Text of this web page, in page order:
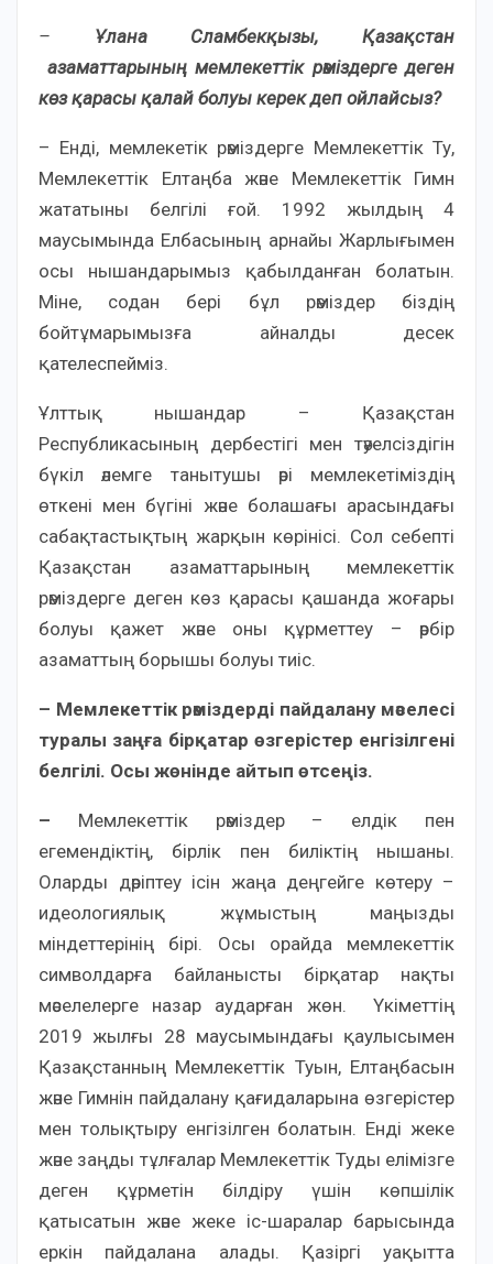
– Ұлана Сламбекқызы,
Қазақстан
азаматтарының мемлекеттік рәміздерге деген
көз қарасы қалай болуы керек деп ойлайсыз?
– Енді, мемлекетік рәміздерге Мемлекеттік Ту,
Мемлекеттік Елтаңба және Мемлекеттік Гимн
жататыны белгілі ғой. 1992 жылдың 4
маусымында Елбасының арнайы Жарлығымен
осы нышандарымыз қабылданған болатын.
Міне, содан бері бұл рәміздер біздің
бойтұмарымызға айналды десек
қателеспейміз.
Ұлттық нышандар – Қазақстан
Республикасының дербестігі мен тәуелсіздігін
бүкіл әлемге танытушы әрі мемлекетіміздің
өткені мен бүгіні және болашағы арасындағы
сабақтастықтың жарқын көрінісі. Сол себепті
Қазақстан азаматтарының мемлекеттік
рәміздерге деген көз қарасы қашанда жоғары
болуы қажет және оны құрметтеу – әрбір
азаматтың борышы болуы тиіс.
– Мемлекеттік рәміздерді пайдалану мәселесі
туралы заңға бірқатар өзгерістер енгізілгені
белгілі. Осы жөнінде айтып өтсеңіз.
– Мемлекеттік рәміздер – елдік пен
егемендіктің, бірлік пен биліктің нышаны.
Оларды дәріптеу ісін жаңа деңгейге көтеру –
идеологиялық жұмыстың маңызды
міндеттерінің бірі. Осы орайда мемлекеттік
символдарға байланысты бірқатар нақты
мәселелерге назар аударған жөн. Үкіметтің
2019 жылғы 28 маусымындағы қаулысымен
Қазақстанның Мемлекеттік Туын, Елтаңбасын
және Гимнін пайдалану қағидаларына өзгерістер
мен толықтыру енгізілген болатын. Енді жеке
және заңды тұлғалар Мемлекеттік Туды елімізге
деген құрметін білдіру үшін көпшілік
қатысатын және жеке іс-шаралар барысында
еркін пайдалана алады. Қазіргі уақытта